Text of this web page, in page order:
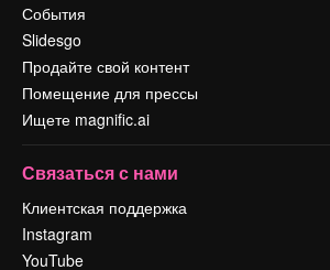
События
Slidesgo
Продайте свой контент
Помещение для прессы
Ищете magnific.ai
Связаться с нами
Клиентская поддержка
Instagram
YouTube